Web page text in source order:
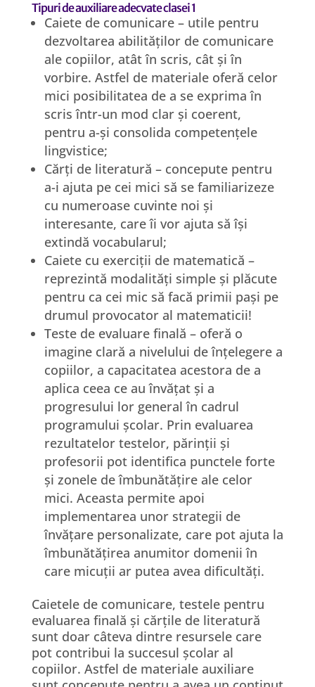
Tipuri de auxiliare adecvate clasei 1
Caiete de comunicare – utile pentru
dezvoltarea abilităților de comunicare
ale copiilor, atât în scris, cât și în
vorbire. Astfel de materiale oferă celor
mici posibilitatea de a se exprima în
scris într-un mod clar și coerent,
pentru a-și consolida competențele
lingvistice;
Cărți de literatură – concepute pentru
a-i ajuta pe cei mici să se familiarizeze
cu numeroase cuvinte noi și
interesante, care îi vor ajuta să își
extindă vocabularul;
Caiete cu exerciții de matematică –
reprezintă modalități simple și plăcute
pentru ca cei mic să facă primii pași pe
drumul provocator al matematicii!
Teste de evaluare finală – oferă o
imagine clară a nivelului de înțelegere a
copiilor, a capacitatea acestora de a
aplica ceea ce au învățat și a
progresului lor general în cadrul
programului școlar. Prin evaluarea
rezultatelor testelor, părinții și
profesorii pot identifica punctele forte
și zonele de îmbunătățire ale celor
mici. Aceasta permite apoi
implementarea unor strategii de
învățare personalizate, care pot ajuta la
îmbunătățirea anumitor domenii în
care micuții ar putea avea dificultăți.
Caietele de comunicare, testele pentru
evaluarea finală și cărțile de literatură
sunt doar câteva dintre resursele care
pot contribui la succesul școlar al
copiilor. Astfel de materiale auxiliare